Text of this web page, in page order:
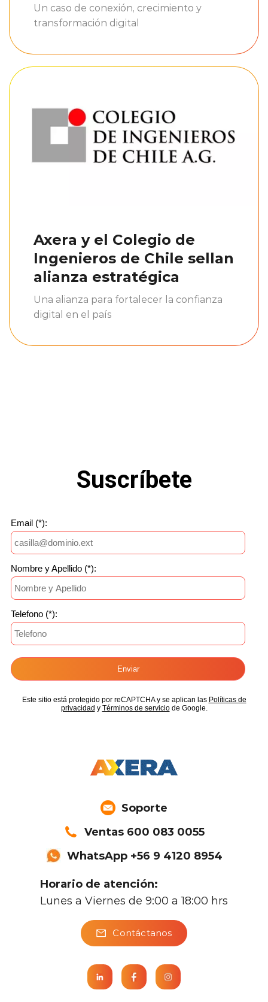
Un caso de conexión, crecimiento y
transformación digital
Axera y el Colegio de
Ingenieros de Chile sellan
alianza estratégica
Una alianza para fortalecer la confianza
digital en el país
Soporte
Ventas 600 083 0055
WhatsApp +56 9 4120 8954
Horario de atención:
Lunes a Viernes de 9:00 a 18:00 hrs
Contáctanos